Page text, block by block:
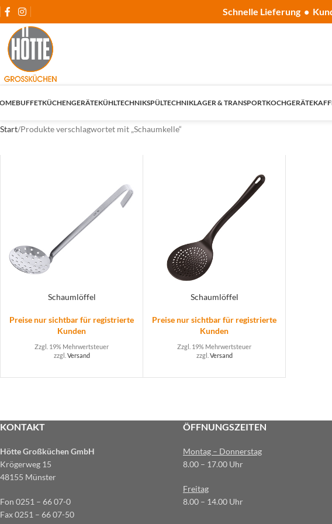
Schnelle Lieferung •
BUFFETKÜCHENGERÄTEKÜHLTECHNIKSPÜLTECHNIKLAGER & TRANSPORTKOCHGERÄTE
Start Produkte verschlagwortet mit „Schaumkelle“
Schaumlöffel
Preise nur sichtbar für registrierte
Kunden
Zzgl. 19% Mehrwertsteuer
zzgl. Versand
Schaumlöffel
Preise nur sichtbar für registrierte
Kunden
Zzgl. 19% Mehrwertsteuer
zzgl. Versand
KONTAKT
Hötte Großküchen GmbH
Krögerweg 15
48155 Münster
Fon 0251 – 66 07-0
Fax 0251 – 66 07-50
ÖFFNUNGSZEITEN
Montag – Donnerstag
8.00 – 17.00 Uhr
Freitag
8.00 – 14.00 Uhr